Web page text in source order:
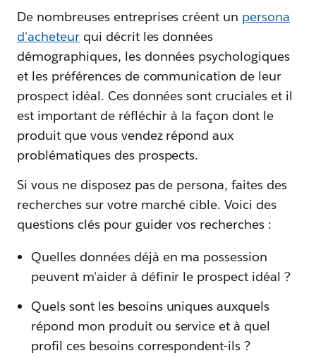
De nombreuses entreprises créent un persona
d'acheteurqui décrit les données
démographiques, les données psychologiques
et les préférences de communication de leur
prospect idéal. Ces données sont cruciales et il
est important de réfléchir à la façon dont le
produit que vous vendez répond aux
problématiques des prospects.
Si vous ne disposez pas de persona, faites des
recherches sur votre marché cible. Voici des
questions clés pour guider vos recherches :
Quelles données déjà en ma possession
peuvent m'aider à définir le prospect idéal ?
Quels sont les besoins uniques auxquels
répond mon produit ou service et à quel
profil ces besoins correspondent-ils ?